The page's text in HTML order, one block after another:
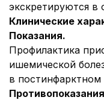
экскретируются в
Клинические
Показания.
Профилактика
ишемической
в постинфарктном